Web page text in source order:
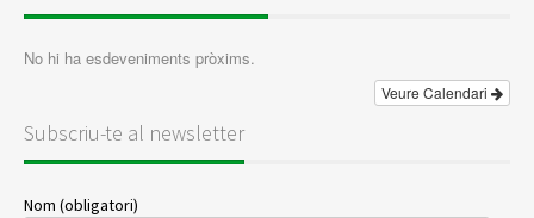
No hi ha esdeveniments pròxims.
Veure Calendari
Subscriu-te al newsletter
Nom (obligatori)